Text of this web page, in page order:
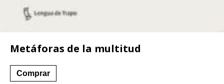
Metáforas de la multitud
Comprar